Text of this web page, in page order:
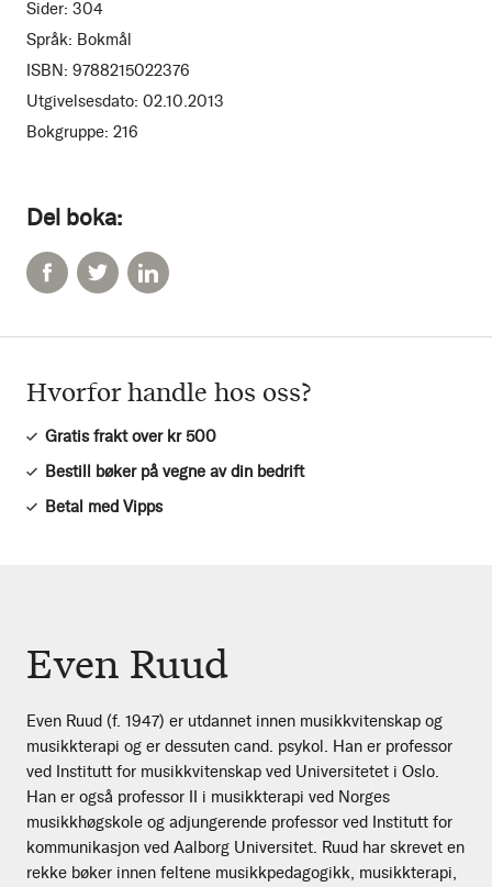
Del boka:
Sider: 304
Språk: Bokmål
ISBN: 9788215022376
Utgivelsesdato: 02.10.2013
Bokgruppe: 216
Hvorfor handle hos oss?
Gratis frakt over kr 500
Bestill bøker på vegne av din bedrift
Betal med Vipps
Even Ruud
Even Ruud (f. 1947) er utdannet innen musikkvitenskap og
musikkterapi og er dessuten cand. psykol. Han er professor
ved Institutt for musikkvitenskap ved Universitetet i Oslo.
Han er også professor II i musikkterapi ved Norges
musikkhøgskole og adjungerende professor ved Institutt for
kommunikasjon ved Aalborg Universitet. Ruud har skrevet en
rekke bøker innen feltene musikkpedagogikk, musikkterapi,